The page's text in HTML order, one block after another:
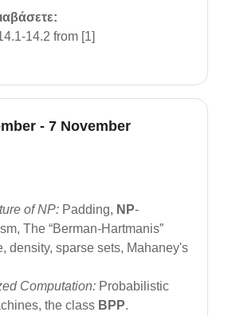
14.2 from [1]
- 7 November
of NP: Padding, NP-
The “Berman-Hartmanis”
density, sparse sets, Mahaney's
Computation: Probabilistic
the class BPP.